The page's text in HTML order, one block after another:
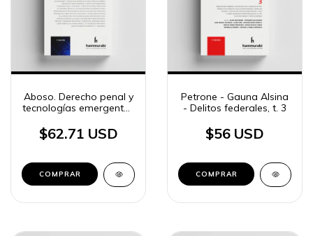
Aboso. Derecho penal y
tecnologías emergentes
$62.71 USD
COMPRAR
Petrone - Gauna Alsina
- Delitos federales, t. 3
$56 USD
COMPRAR